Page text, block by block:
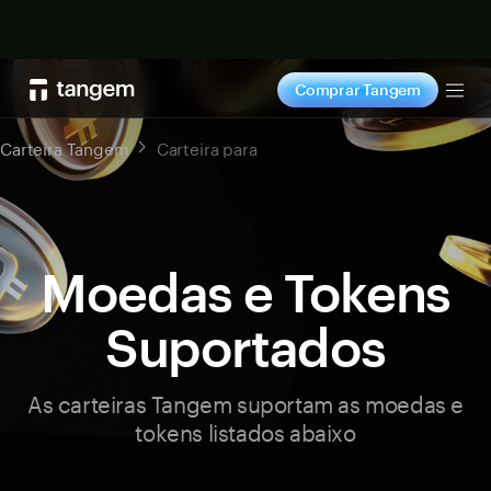
Comprar Tangem
Carteira Tangem Carteira para
Moedas e Tokens
Suportados
As carteiras Tangem suportam as moedas e
tokens listados abaixo